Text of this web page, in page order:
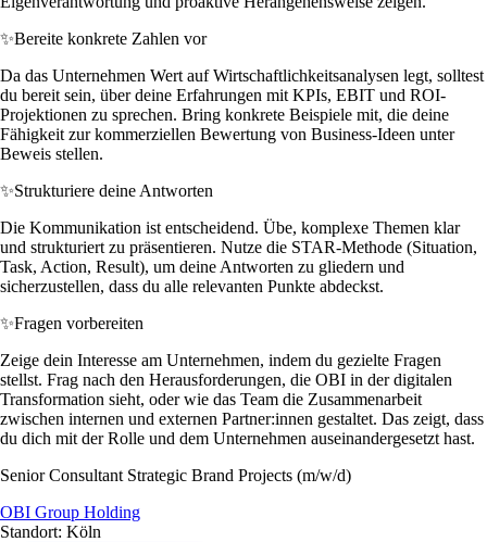
✨Bereite konkrete Zahlen vor
Da das Unternehmen Wert auf Wirtschaftlichkeitsanalysen legt, solltest
du bereit sein, über deine Erfahrungen mit KPIs, EBIT und ROI-
Projektionen zu sprechen. Bring konkrete Beispiele mit, die deine
Fähigkeit zur kommerziellen Bewertung von Business-Ideen unter
Beweis stellen.
✨Strukturiere deine Antworten
Die Kommunikation ist entscheidend. Übe, komplexe Themen klar
und strukturiert zu präsentieren. Nutze die STAR-Methode (Situation,
Task, Action, Result), um deine Antworten zu gliedern und
sicherzustellen, dass du alle relevanten Punkte abdeckst.
✨Fragen vorbereiten
Zeige dein Interesse am Unternehmen, indem du gezielte Fragen
stellst. Frag nach den Herausforderungen, die OBI in der digitalen
Transformation sieht, oder wie das Team die Zusammenarbeit
zwischen internen und externen Partner:innen gestaltet. Das zeigt, dass
du dich mit der Rolle und dem Unternehmen auseinandergesetzt hast.
Senior Consultant Strategic Brand Projects (m/w/d)
OBI Group Holding
Standort: Köln